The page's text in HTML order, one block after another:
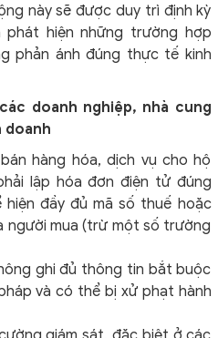
này sẽ được duy trì định kỳ
phát hiện những trường hợp
phản ánh đúng thực tế kinh
doanh nghiệp, nhà cung
doanh
hàng hóa, dịch vụ cho hộ
lập hóa đơn điện tử đúng
đầy đủ mã số thuế hoặc
người mua (trừ một số trường
ghi đủ thông tin bắt buộc
và có thể bị xử phạt hành